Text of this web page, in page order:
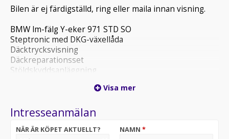
Bilen är ej färdigställd, ring eller maila innan visning.
BMW lm-fälg Y-eker 971 STD SO
Steptronic med DKG-växellåda
Däcktrycksvisning
Däckreparationsset
Stöldskyddsanläggning
Stoluppvärmning förarsida/passagerar
Active Guard
DAB-tuner (DAB+-kompatibel)
Visa mer
Intresseanmälan
NÄR ÄR KÖPET AKTUELLT? NAMN *